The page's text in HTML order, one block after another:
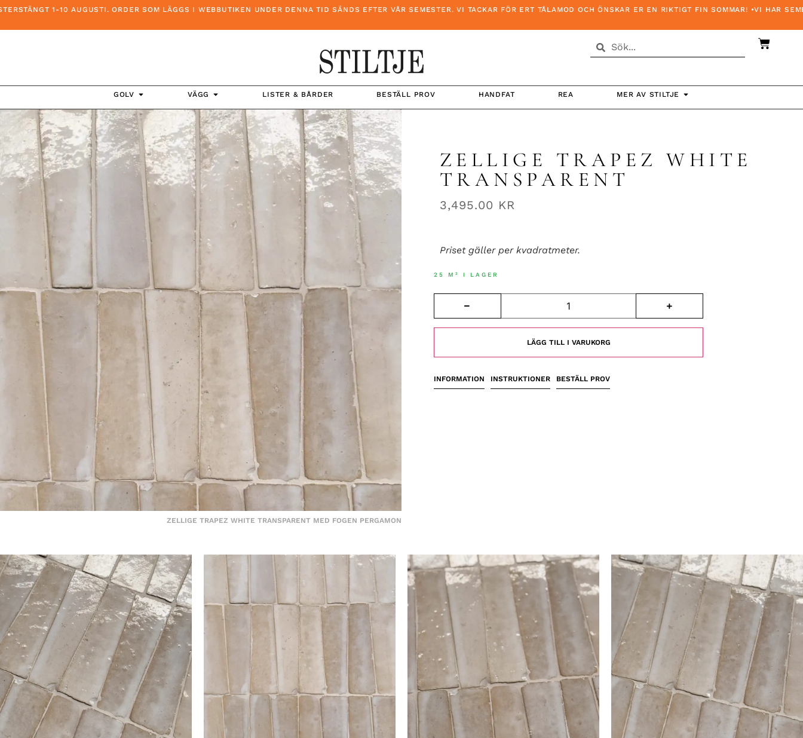
1-10 AUGUSTI. ORDER SOM LÄGGS I WEBBUTIKEN UNDER DENNA TID SÄNDS EFTER VÅR SEMESTER. VI TACKAR FÖR ERT TÅLAMOD OCH ÖNSKAR ER EN RIKTIGT FIN SOMMAR! •VI HAR
GOLV VÄGG LISTER & BÅRDER BESTÄLL PROV HANDFAT REA MER AV STILTJE
ZELLIGE TRAPEZ WHITE TRANSPARENT MED FOGEN PERGAMON
ZELLIGE TRAPEZ WHITE
TRANSPARENT
3,495.00 KR
Priset gäller per kvadratmeter.
25 M² I LAGER
LÄGG TILL I VARUKORG
INFORMATION INSTRUKTIONER BESTÄLL PROV